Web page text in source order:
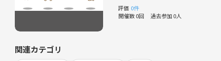
評価 0件
開催数 0回 過去参加 0人
関連カテゴリ